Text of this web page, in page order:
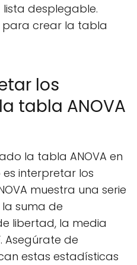
desplegable.
para crear la tabla
los
tabla ANOVA
la tabla ANOVA en
es interpretar los
muestra una serie
suma de
libertad, la media
Asegúrate de
estas estadísticas